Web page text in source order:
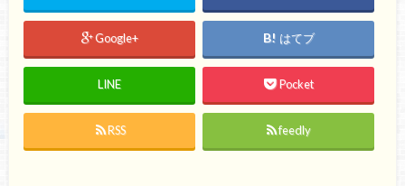
Google+ はてブ
LINE Pocket
RSS feedly